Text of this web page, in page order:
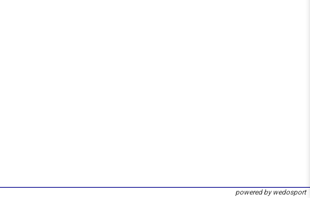
powered by wedosport